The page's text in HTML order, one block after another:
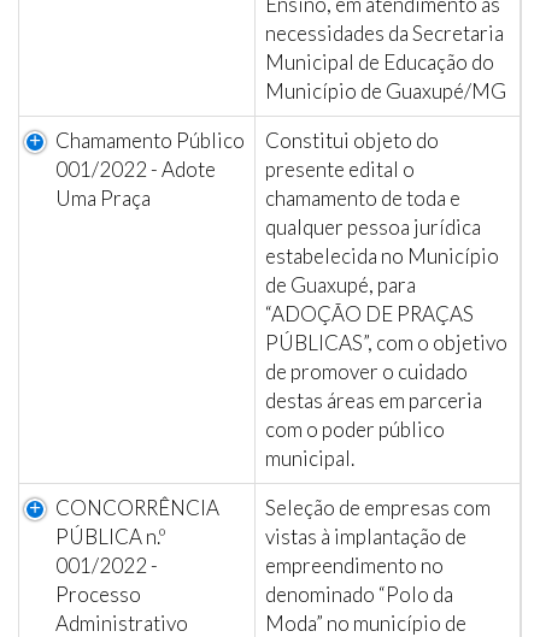
necessidades da Secretaria
Municipal de Educação do
Município de Guaxupé/MG
Chamamento Público
001/2022 - Adote
Uma Praça
Constitui objeto do
presente edital o
chamamento de toda e
qualquer pessoa jurídica
estabelecida no Município
de Guaxupé, para
“ADOÇÃO DE PRAÇAS
PÚBLICAS”, com o objetivo
de promover o cuidado
destas áreas em parceria
com o poder público
municipal.
CONCORRÊNCIA
PÚBLICA n.º
001/2022 -
Processo
Administrativo
Seleção de empresas com
vistas à implantação de
empreendimento no
denominado “Polo da
Moda” no município de